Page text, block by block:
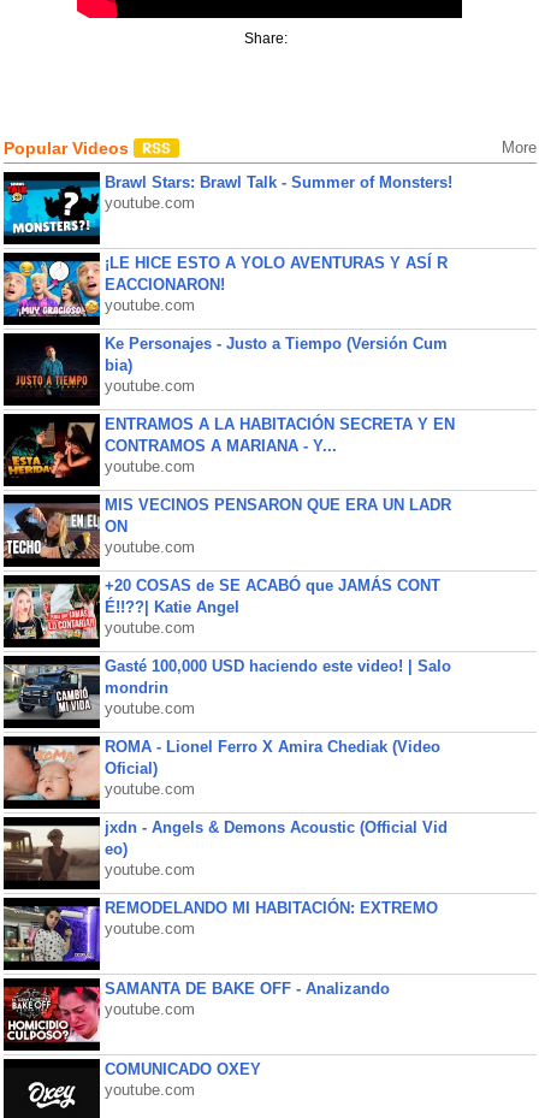
Share:
Popular Videos More
Brawl Stars: Brawl Talk - Summer of Monsters!
youtube.com
¡LE HICE ESTO A YOLO AVENTURAS Y ASÍ R
EACCIONARON!
youtube.com
Ke Personajes - Justo a Tiempo (Versión Cum
bia)
youtube.com
ENTRAMOS A LA HABITACIÓN SECRETA Y EN
CONTRAMOS A MARIANA - Y...
youtube.com
MIS VECINOS PENSARON QUE ERA UN LADR
ON
youtube.com
+20 COSAS de SE ACABÓ que JAMÁS CONT
É!!??| Katie Angel
youtube.com
Gasté 100,000 USD haciendo este video! | Salo
mondrin
youtube.com
ROMA - Lionel Ferro X Amira Chediak (Video
Oficial)
youtube.com
jxdn - Angels & Demons Acoustic (Official Vid
eo)
youtube.com
REMODELANDO MI HABITACIÓN: EXTREMO
youtube.com
SAMANTA DE BAKE OFF - Analizando
youtube.com
COMUNICADO OXEY
youtube.com